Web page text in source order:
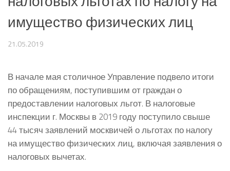
имущество физических лиц
21.05.2019
В начале мая столичное Управление подвело итоги
по обращениям, поступившим от граждан о
предоставлении налоговых льгот. В налоговые
инспекции г. Москвы в 2019 году поступило свыше
44 тысяч заявлений москвичей о льготах по налогу
на имущество физических лиц, включая заявления о
налоговых вычетах.